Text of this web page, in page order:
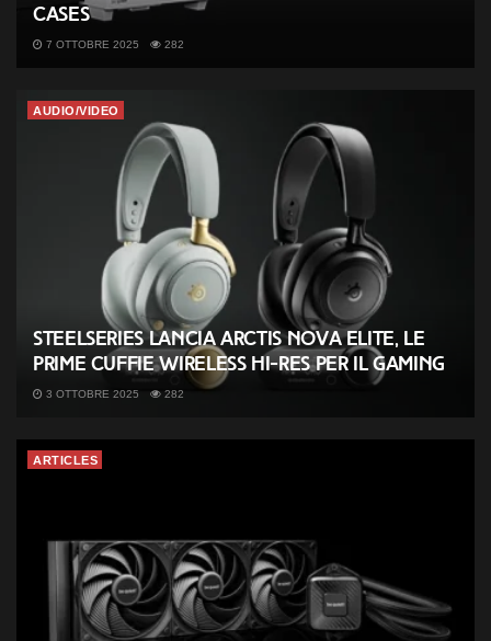
cases
7 OTTOBRE 2025 282
AUDIO/VIDEO
SteelSeries lancia Arctis Nova Elite, le
prime cuffie wireless Hi-Res per il gaming
3 OTTOBRE 2025 282
ARTICLES